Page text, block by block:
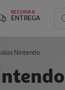
RESERVAR
ENTREGA
Nintendo